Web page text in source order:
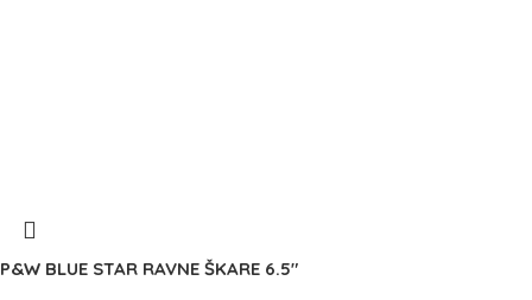
P&W BLUE STAR RAVNE ŠKARE 6.5″